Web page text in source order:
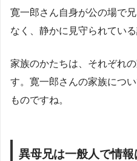
寛一郎さん自身が公の場で
なく、静かに見守られている
家族のかたちは、それぞれ
す。寛一郎さんの家族につ
ものですね。
異母兄は一般人で情